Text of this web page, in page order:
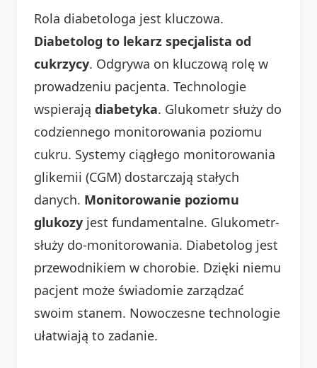
Rola diabetologa jest kluczowa.
Diabetolog to lekarz specjalista od
cukrzycy. Odgrywa on kluczową rolę w
prowadzeniu pacjenta. Technologie
wspierają diabetyka. Glukometr służy do
codziennego monitorowania poziomu
cukru. Systemy ciągłego monitorowania
glikemii (CGM) dostarczają stałych
danych. Monitorowanie poziomu
glukozy jest fundamentalne. Glukometr-
służy do-monitorowania. Diabetolog jest
przewodnikiem w chorobie. Dzięki niemu
pacjent może świadomie zarządzać
swoim stanem. Nowoczesne technologie
ułatwiają to zadanie.